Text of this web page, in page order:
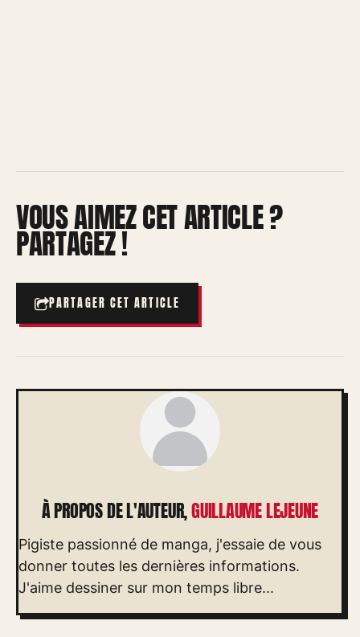
VOUS AIMEZ CET ARTICLE ?
PARTAGEZ !
PARTAGER CET ARTICLE
À PROPOS DE L'AUTEUR,GUILLAUME LEJEUNE
Pigiste passionné de manga, j'essaie de vous
donner toutes les dernières informations.
J'aime dessiner sur mon temps libre...